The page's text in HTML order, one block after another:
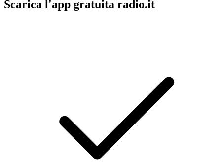
Scarica l'app gratuita radio.it